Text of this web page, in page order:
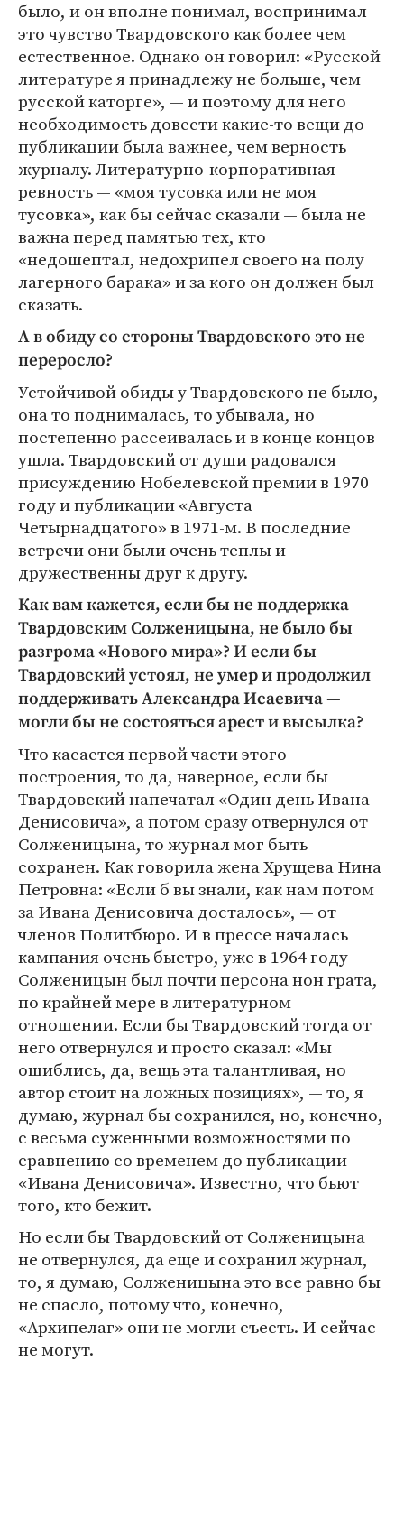
было, и он вполне понимал, воспринимал
это чувство Твардовского как более чем
естественное. Однако он говорил: «Русской
литературе я принадлежу не больше, чем
русской каторге», — и поэтому для него
необходимость довести какие-то вещи до
публикации была важнее, чем верность
журналу. Литературно-корпоративная
ревность — «моя тусовка или не моя
тусовка», как бы сейчас сказали — была не
важна перед памятью тех, кто
«недошептал, недохрипел своего на полу
лагерного барака» и за кого он должен был
сказать.
А в обиду со стороны Твардовского это не
переросло?
Устойчивой обиды у Твардовского не было,
она то поднималась, то убывала, но
постепенно рассеивалась и в конце концов
ушла. Твардовский от души радовался
присуждению Нобелевской премии в 1970
году и публикации «Августа
Четырнадцатого» в 1971-м. В последние
встречи они были очень теплы и
дружественны друг к другу.
Как вам кажется, если бы не поддержка
Твардовским Солженицына, не было бы
разгрома «Нового мира»? И если бы
Твардовский устоял, не умер и продолжил
поддерживать Александра Исаевича —
могли бы не состояться арест и высылка?
Что касается первой части этого
построения, то да, наверное, если бы
Твардовский напечатал «Один день Ивана
Денисовича», а потом сразу отвернулся от
Солженицына, то журнал мог быть
сохранен. Как говорила жена Хрущева Нина
Петровна: «Если б вы знали, как нам потом
за Ивана Денисовича досталось», — от
членов Политбюро. И в прессе началась
кампания очень быстро, уже в 1964 году
Солженицын был почти персона нон грата,
по крайней мере в литературном
отношении. Если бы Твардовский тогда от
него отвернулся и просто сказал: «Мы
ошиблись, да, вещь эта талантливая, но
автор стоит на ложных позициях», — то, я
думаю, журнал бы сохранился, но, конечно,
с весьма суженными возможностями по
сравнению со временем до публикации
«Ивана Денисовича». Известно, что бьют
того, кто бежит.
Но если бы Твардовский от Солженицына
не отвернулся, да еще и сохранил журнал,
то, я думаю, Солженицына это все равно бы
не спасло, потому что, конечно,
«Архипелаг» они не могли съесть. И сейчас
не могут.